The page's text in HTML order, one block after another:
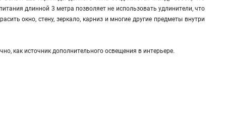
длинной 3 метра позволяет не использовать удлинители, что
окно, стену, зеркало, карниз и многие другие предметы внутри
как источник дополнительного освещения в интерьере.